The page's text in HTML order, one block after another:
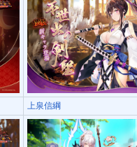
上泉信綱